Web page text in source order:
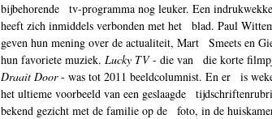
bijbehorende tv-programma nog leuker. Een
heeft zich inmiddels verbonden met het blad. Paul
geven hun mening over de actualiteit, Mart Smeets en
hun favoriete muziek. Lucky TV- die van die korte
Draait Door- was tot 2011 beeldcolumnist. En er is
het ultieme voorbeeld van een geslaagde
bekend gezicht met de familie op de foto, in de